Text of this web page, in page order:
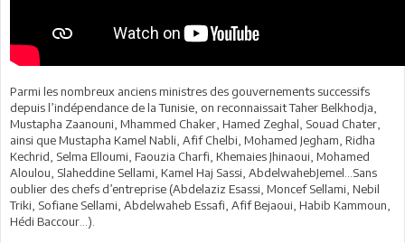
Parmi les nombreux anciens ministres des gouvernements successifs
depuis l’indépendance de la Tunisie, on reconnaissait Taher Belkhodja,
Mustapha Zaanouni, Mhammed Chaker, Hamed Zeghal, Souad Chater,
ainsi que Mustapha Kamel Nabli, Afif Chelbi, Mohamed Jegham, Ridha
Kechrid, Selma Elloumi, Faouzia Charfi, Khemaies Jhinaoui, Mohamed
Aloulou, Slaheddine Sellami, Kamel Haj Sassi, AbdelwahebJemel...Sans
oublier des chefs d’entreprise (Abdelaziz Esassi, Moncef Sellami, Nebil
Triki, Sofiane Sellami, Abdelwaheb Essafi, Afif Bejaoui, Habib Kammoun,
Hédi Baccour...).